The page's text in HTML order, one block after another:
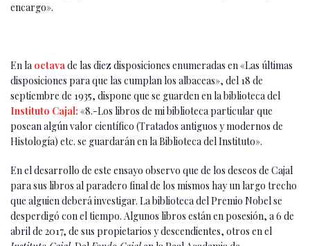
encargo».
En la octavade las diez disposiciones enumeradas en «Las últimas
disposiciones para que las cumplan los albaceas», del 18 de
septiembre de 1935, dispone que se guarden en la biblioteca del
Instituto Cajal: «8.-Los libros de mi biblioteca particular que
posean algún valor científico (Tratados antiguos y modernos de
Histología) etc. se guardarán en la Biblioteca del Instituto».
En el desarrollo de este ensayo observo que de los deseos de Cajal
para sus libros al paradero final de los mismos hay un largo trecho
que alguien deberá investigar. La biblioteca del Premio Nobel se
desperdigó con el tiempo. Algunos libros están en posesión, a 6 de
abril de 2017, de sus propietarios y descendientes, otros en el